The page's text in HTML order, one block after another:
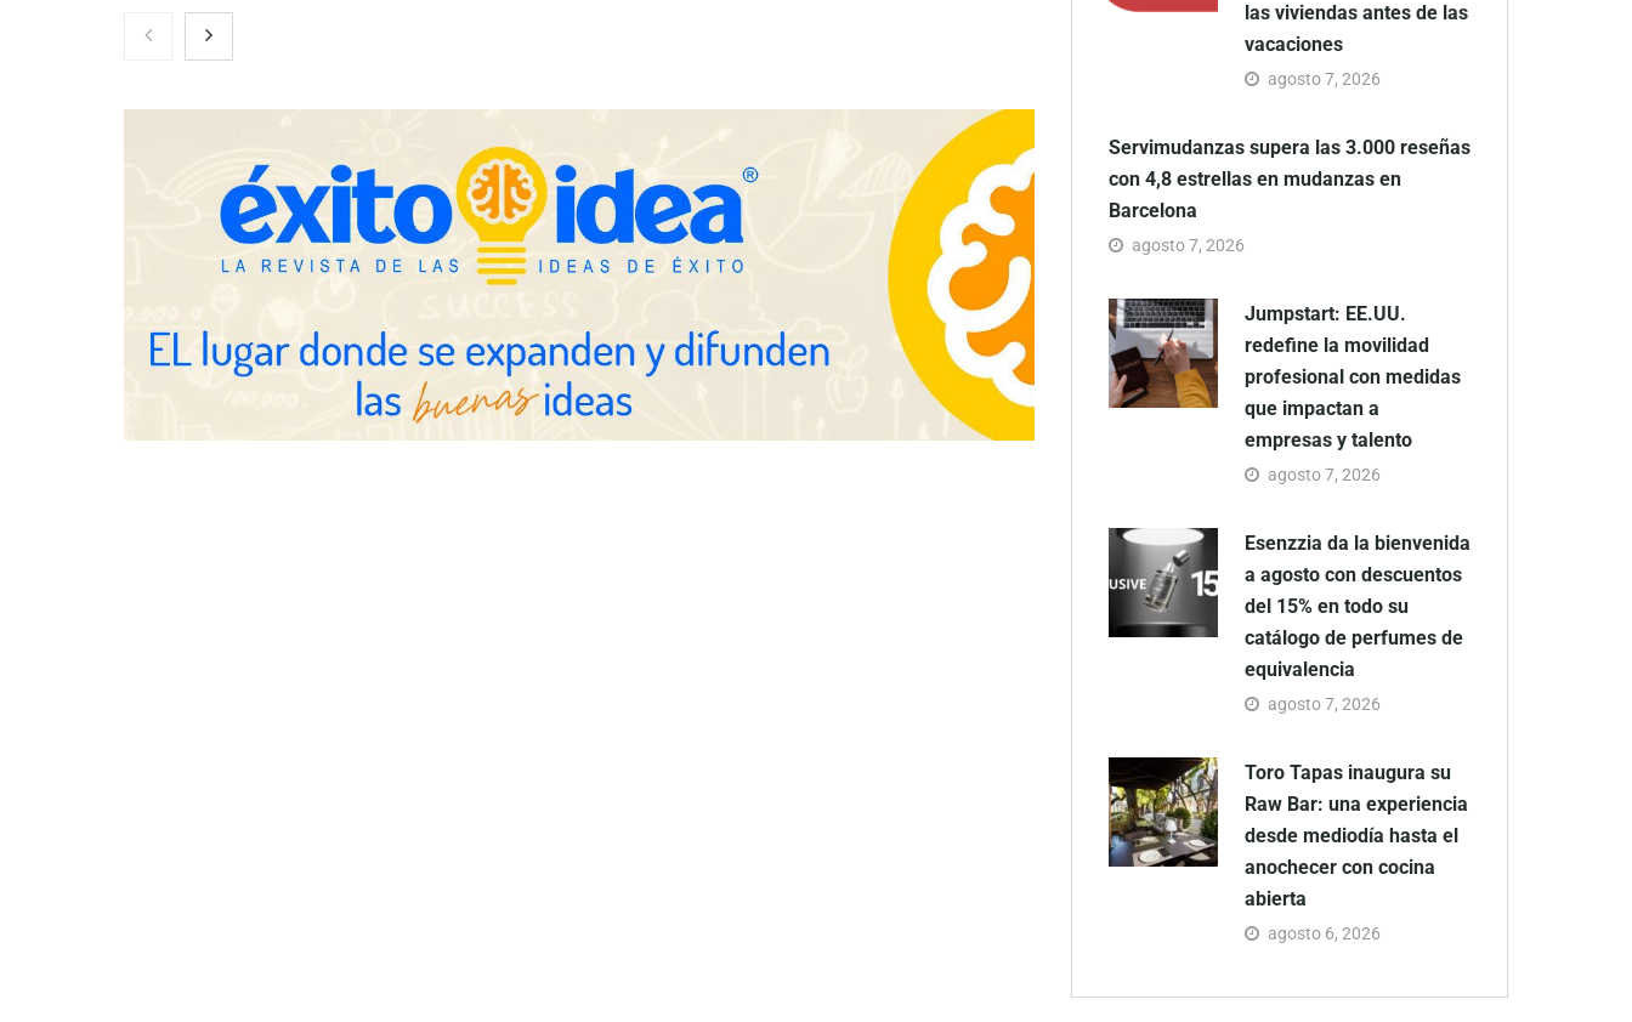
Zoomex mejora su Strategy Center
con herramientas avanzadas para
creadas por y para mayores de 50
Schaeffler mejora su rentabilidad
NOVA: innovación y diseño que
transforman espacios de la mano
de Tormo Franquicias
Eagle Waterproofing recomienda
revisar la impermeabilización de
las viviendas antes de las
vacaciones
agosto 7, 2026
Servimudanzas supera las 3.000 reseñas
con 4,8 estrellas en mudanzas en
Barcelona
agosto 7, 2026
Jumpstart: EE.UU.
redefine la movilidad
profesional con medidas
que impactan a
empresas y talento
agosto 7, 2026
Esenzzia da la bienvenida
a agosto con descuentos
del 15% en todo su
catálogo de perfumes de
equivalencia
agosto 7, 2026
Toro Tapas inaugura su
Raw Bar: una experiencia
desde mediodía hasta el
anochecer con cocina
abierta
agosto 6, 2026